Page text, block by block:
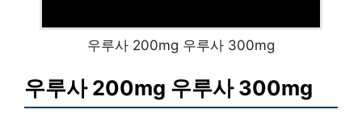
우루사 200mg 우루사 300mg
우루사 200mg 우루사 300mg